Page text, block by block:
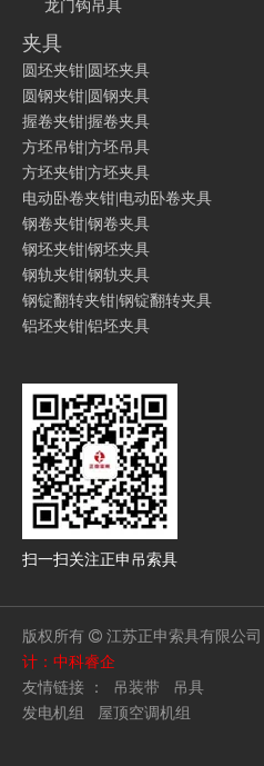
龙门钩吊具
夹具
圆坯夹钳|圆坯夹具
圆钢夹钳|圆钢夹具
握卷夹钳|握卷夹具
方坯吊钳|方坯吊具
方坯夹钳|方坯夹具
电动卧卷夹钳|电动卧卷夹具
钢卷夹钳|钢卷夹具
钢坯夹钳|钢坯夹具
钢轨夹钳|钢轨夹具
钢锭翻转夹钳|钢锭翻转夹具
铝坯夹钳|铝坯夹具
扫一扫 关注正申吊索具
版权所有  江苏正申索具有限公司
计：中科睿企
友情链接 ： 吊装带
吊具
发电机组
屋顶空调机组